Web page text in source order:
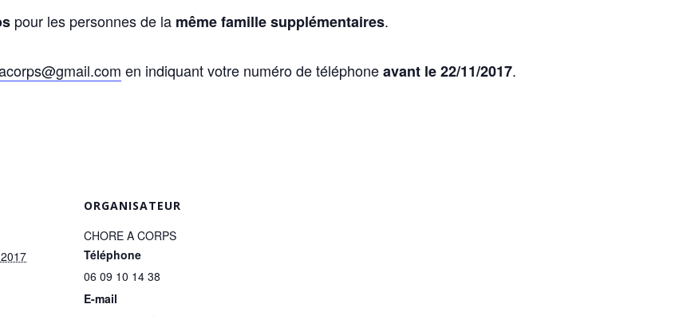
pour les personnes de la même famille supplémentaires.
en indiquant votre numéro de téléphoneavant le 22/11/2017.
ORGANISATEUR
CHORE A CORPS
Téléphone
06 09 10 14 38
E-mail